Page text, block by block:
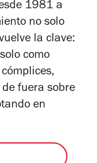
1981 a
no solo
la clave:
como
fuera sobre
en